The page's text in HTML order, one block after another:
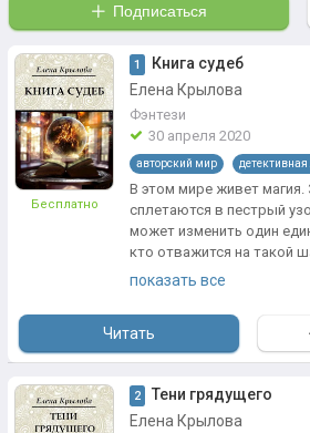
Подписаться
Бесплатно
1
Книга судеб
Елена Крылова
Фэнтези
30 апреля 2020
авторский мир детективная
В этом мире живет
сплетаются в пестрый
может изменить один
кто отважится на такой
Загадочный лорд? Или
управляет таинственная
имя ей – Книга судеб?
гласят: тот, кто владеет
показать все
Читать
2
Тени грядущего
Елена Крылова